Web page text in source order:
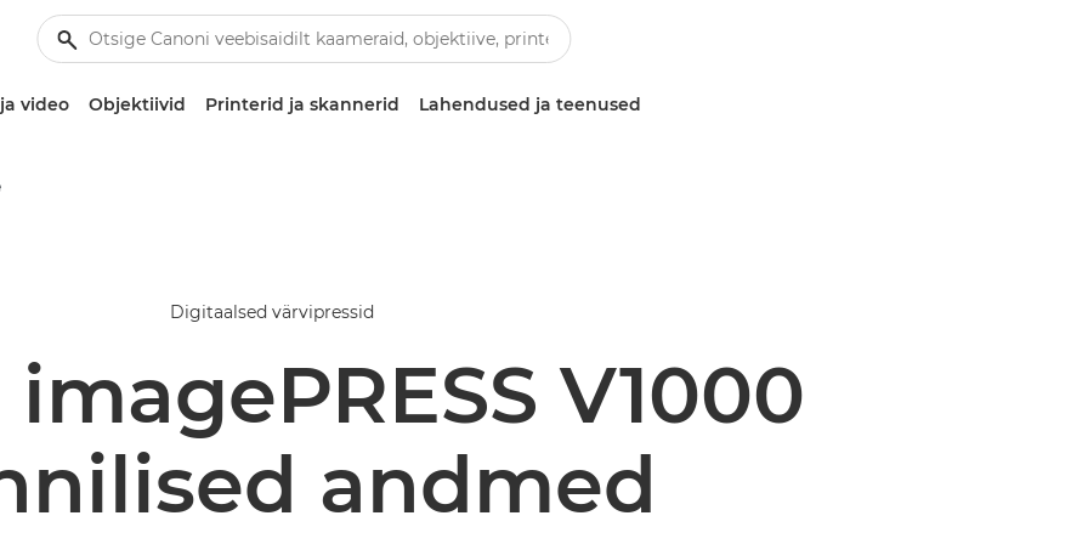
video Objektiivid Printerid ja skannerid Lahendused ja teenused
Digitaalsed värvipressid
V1000
andmed